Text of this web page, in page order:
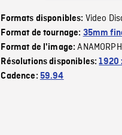
Formats disponibles: Video
Format de tournage: 35mm
Format de l'image:
Résolutions disponibles:1920
Cadence: 59.94